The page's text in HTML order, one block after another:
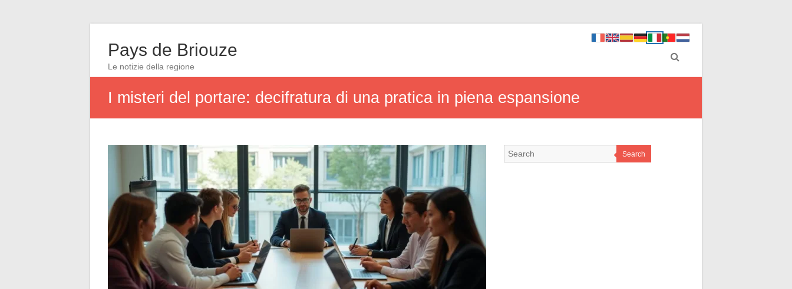
Pays de Briouze
Le notizie della regione
I misteri del portare: decifratura di una pratica in piena espansione
Search